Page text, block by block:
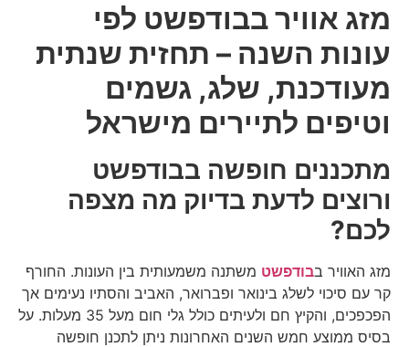
מזג אוויר בבודפשט לפי
עונות השנה – תחזית שנתית
מעודכנת, שלג, גשמים
וטיפים לתיירים מישראל
מתכננים חופשה בבודפשט
ורוצים לדעת בדיוק מה מצפה
לכם?
מזג האוויר בבודפשט משתנה משמעותית בין העונות. החורף
קר עם סיכוי לשלג בינואר ופברואר, האביב והסתיו נעימים אך
הפכפכים, והקיץ חם ולעיתים כולל גלי חום מעל 35 מעלות. על
בסיס ממוצע חמש השנים האחרונות ניתן לתכנן חופשה